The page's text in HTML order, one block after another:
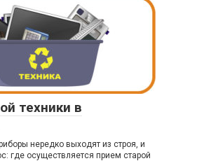
техники в
нередко выходят из строя, и
где осуществляется прием старой